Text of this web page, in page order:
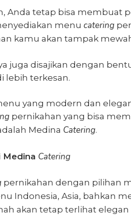
Anda tetap bisa membuat
menu catering
kamu akan tampak
juga disajikan dengan
lebih terkesan.
yang modern dan
pernikahan yang bisa
Medina Catering.
Medina Catering
pernikahan dengan pilihan
Indonesia, Asia, bahkan
akan tetap terlihat elegan